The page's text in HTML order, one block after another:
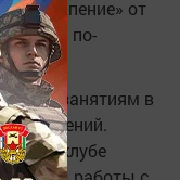
пение» от
она по-
занятиям в
еще в клубе